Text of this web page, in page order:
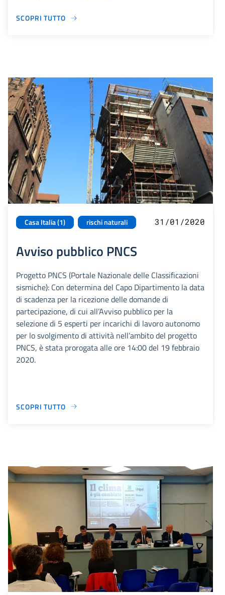
SCOPRI TUTTO
Casa Italia (1) rischi naturali 31/01/2020
Avviso pubblico PNCS
Progetto PNCS (Portale Nazionale delle Classificazioni
sismiche): Con determina del Capo Dipartimento la data
di scadenza per la ricezione delle domande di
partecipazione, di cui all’Avviso pubblico per la
selezione di 5 esperti per incarichi di lavoro autonomo
per lo svolgimento di attività nell’ambito del progetto
PNCS, è stata prorogata alle ore 14:00 del 19 febbraio
2020.
SCOPRI TUTTO